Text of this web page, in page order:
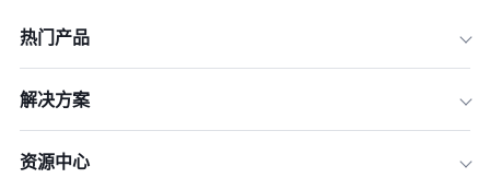
热门产品
解决方案
资源中心